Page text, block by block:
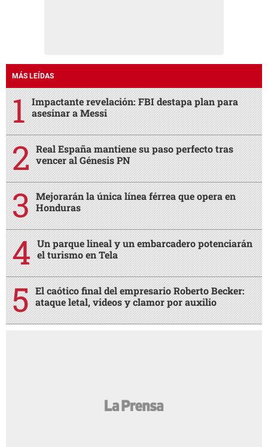
MÁS LEÍDAS
Impactante revelación: FBI destapa plan para
asesinar a Messi
Real España mantiene su paso perfecto tras
vencer al Génesis PN
Mejorarán la única línea férrea que opera en
Honduras
Un parque lineal y un embarcadero potenciarán
el turismo en Tela
El caótico final del empresario Roberto Becker:
ataque letal, videos y clamor por auxilio